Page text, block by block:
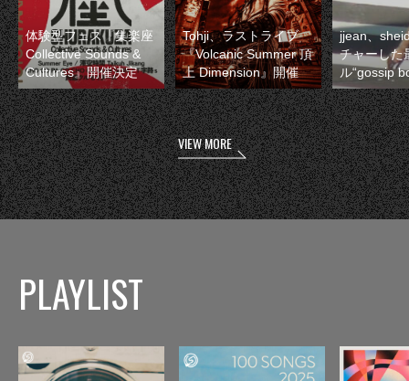
体験型フェス『集楽座
Collective Sounds &
Cultures』開催決定
Tohji、ラストライブ
『Volcanic Summer 頂
上 Dimension』開催
jjean、
チャーした
ル“gossip
VIEW MORE
PLAYLIST